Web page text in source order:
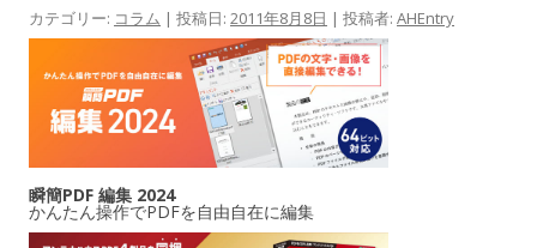
カテゴリー: コラム | 投稿日: 2011年8月8日 | 投稿者: AHEntry
瞬簡PDF 編集 2024
かんたん操作でPDFを自由自在に編集